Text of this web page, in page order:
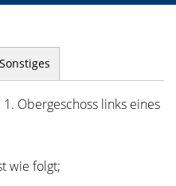
Sonstiges
Obergeschoss links eines
wie folgt;